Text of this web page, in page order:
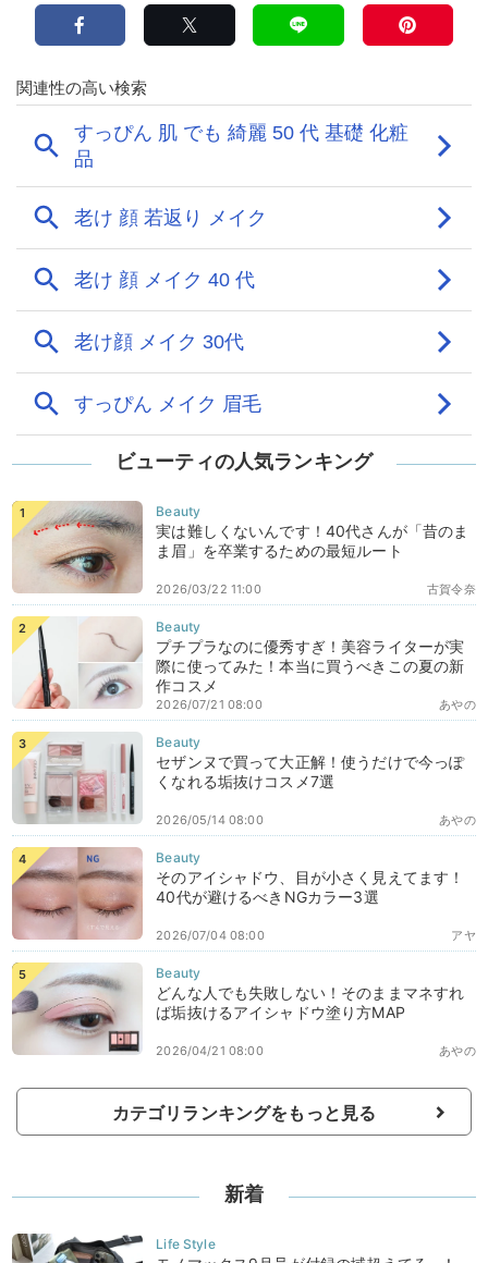
ビューティの人気ランキング
実は難しくないんです！40代さんが「昔のま
ま眉」を卒業するための最短ルート
古賀令奈
2026/03/22 11:00
プチプラなのに優秀すぎ！美容ライターが実
際に使ってみた！本当に買うべきこの夏の新
作コスメ
あやの
2026/07/21 08:00
セザンヌで買って大正解！使うだけで今っぽ
くなれる垢抜けコスメ7選
あやの
2026/05/14 08:00
そのアイシャドウ、目が小さく見えてます！
40代が避けるべきNGカラー3選
アヤ
2026/07/04 08:00
どんな人でも失敗しない！そのままマネすれ
ば垢抜けるアイシャドウ塗り方MAP
あやの
2026/04/21 08:00
カテゴリランキングをもっと見る
新着